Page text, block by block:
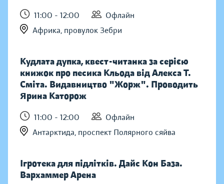
11:00 - 12:00
Офлайн
Африка, провулок Зебри
Кудлата дупка, квест-читанка за серією
книжок про песика Кльода від Алекса Т.
Сміта. Видавництво "Жорж". Проводить
Ярина Каторож
11:00 - 12:00
Офлайн
Антарктида, проспект Полярного сяйва
Ігротека для підлітків. Дайс Кон База.
Вархаммер Арена